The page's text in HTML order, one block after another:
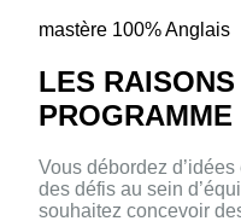
mastère 100% Anglais
LES
PROGRAMME
Vous débordez
des défis au sein
souhaitez concevoir